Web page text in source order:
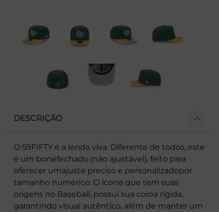
DESCRIÇÃO
O 59FIFTY é a lenda viva. Diferente de todos, este
é um bonéfechado (não ajustável), feito para
oferecer umajuste preciso e personalizadopor
tamanho numérico. O ícone que tem suas
origens no Baseball, possui sua coroa rígida,
garantindo visual autêntico, além de manter um